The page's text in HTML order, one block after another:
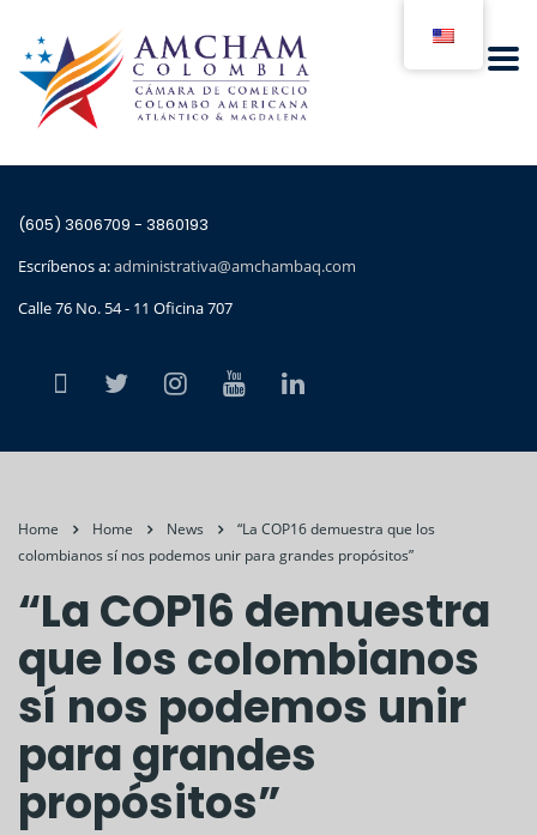
(605) 3606709 - 3860193
Escríbenos a:administrativa@amchambaq.com
Calle 76 No. 54 - 11 Oficina 707
Home Home News
“La COP16 demuestra que los
colombianos sí nos podemos unir para grandes propósitos”
“La COP16 demuestra
que los colombianos
sí nos podemos unir
para grandes
propósitos”